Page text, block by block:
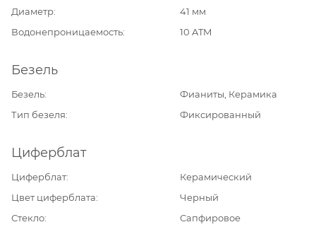
Диаметр
41 мм
Водонепроницаемость
10 ATM
Безель
Безель
Фианиты, Керамика
Тип безеля
Фиксированный
Циферблат
Циферблат
Керамический
Цвет циферблата
Черный
Стекло
Сапфировое